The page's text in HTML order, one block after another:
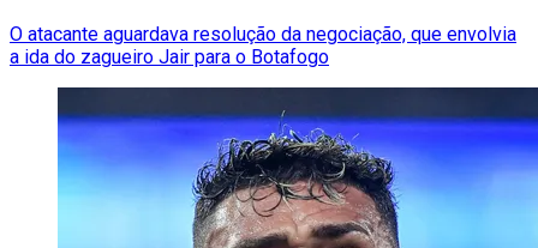
O atacante aguardava resolução da negociação, que envolvia
a ida do zagueiro Jair para o Botafogo